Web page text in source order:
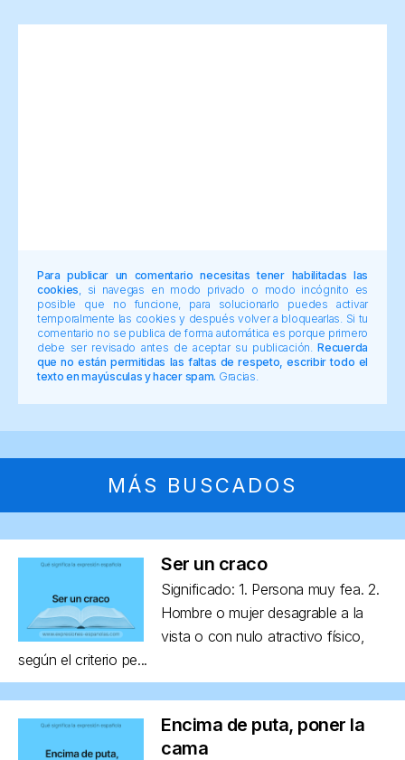
Para publicar un comentario necesitas tener habilitadas las
cookies , si navegas en modo privado o modo incógnito es
posible que no funcione, para solucionarlo puedes activar
temporalmente las cookies y después volver a bloquearlas. Si tu
comentario no se publica de forma automática es porque primero
debe ser revisado antes de aceptar su publicación.Recuerda
que no están permitidas las faltas de respeto, escribir todo el
texto en mayúsculas y hacer spam. Gracias.
MÁS BUSCADOS
Ser un craco
Significado: 1. Persona muy fea. 2.
Hombre o mujer desagrable a la
vista o con nulo atractivo físico,
según el criterio pe...
Encima de puta, poner la
cama